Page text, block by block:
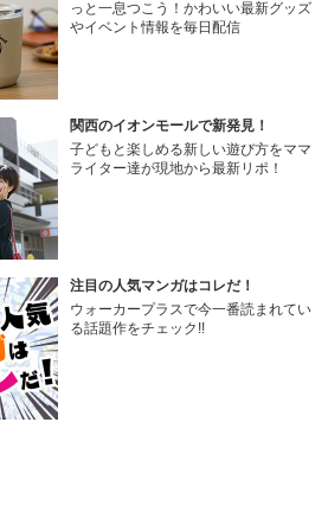
っと一息つこう！かわいい最新グッズ
やイベント情報を毎日配信
関西のイオンモールで新発見！
子どもと楽しめる新しい遊び方をママ
ライター達が現地から最新リポ！
注目の人気マンガはコレだ！
ウォーカープラスで今一番読まれてい
る話題作をチェック!!